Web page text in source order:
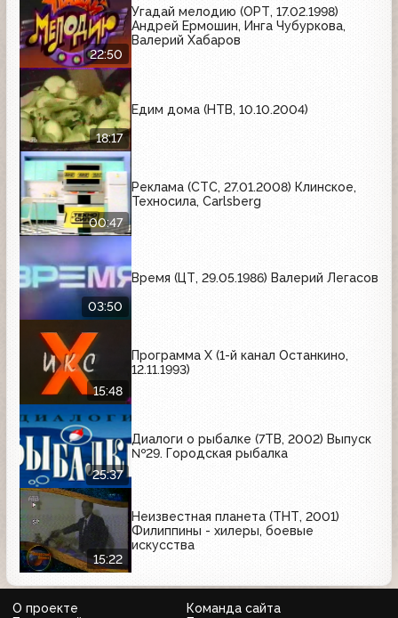
22:50
Угадай мелодию (ОРТ, 17.02.1998)
Андрей Ермошин, Инга Чубуркова,
Валерий Хабаров
18:17
Едим дома (НТВ, 10.10.2004)
00:47
Реклама (СТС, 27.01.2008) Клинское,
Техносила, Carlsberg
03:50
Время (ЦТ, 29.05.1986) Валерий Легасов
15:48
Программа Х (1-й канал Останкино,
12.11.1993)
25:37
Диалоги о рыбалке (7ТВ, 2002) Выпуск
№29. Городская рыбалка
15:22
Неизвестная планета (ТНТ, 2001)
Филиппины - хилеры, боевые
искусства
О проекте
Команда сайта